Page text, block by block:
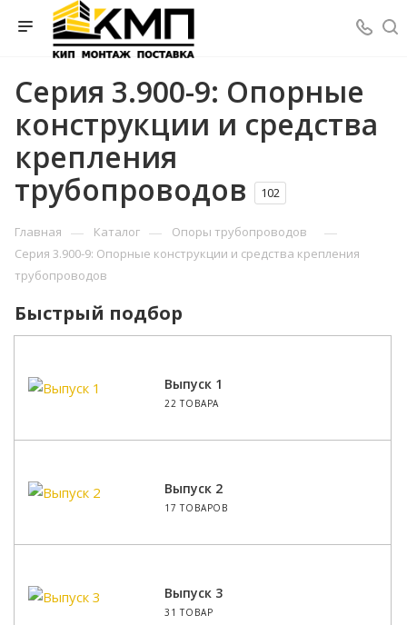
Серия 3.900-9: Опорные
конструкции и средства
крепления
трубопроводов
102
Главная — Каталог — Опоры трубопроводов —
Серия 3.900-9: Опорные конструкции и средства крепления
трубопроводов
Быстрый подбор
Выпуск 1
22 ТОВАРА
Выпуск 2
17 ТОВАРОВ
Выпуск 3
31 ТОВАР